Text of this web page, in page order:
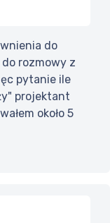
do
rozmowy z
pytanie ile
projektant
około 5